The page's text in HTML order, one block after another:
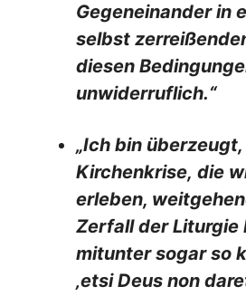
Gegeneinander in
selbst
diesen
unwiderruflich.“
„Ich bin
Kirchenkrise, die
erleben,
Zerfall der Liturgie
mitunter sogar so
‚etsi Deus non